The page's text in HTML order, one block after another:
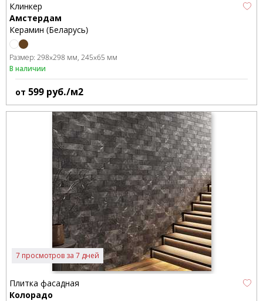
Клинкер
Амстердам
Керамин (Беларусь)
Размер: 298x298 мм 245x65 мм
В наличии
от 599 руб./м2
7 просмотров за 7 дней
Плитка фасадная
Колорадо